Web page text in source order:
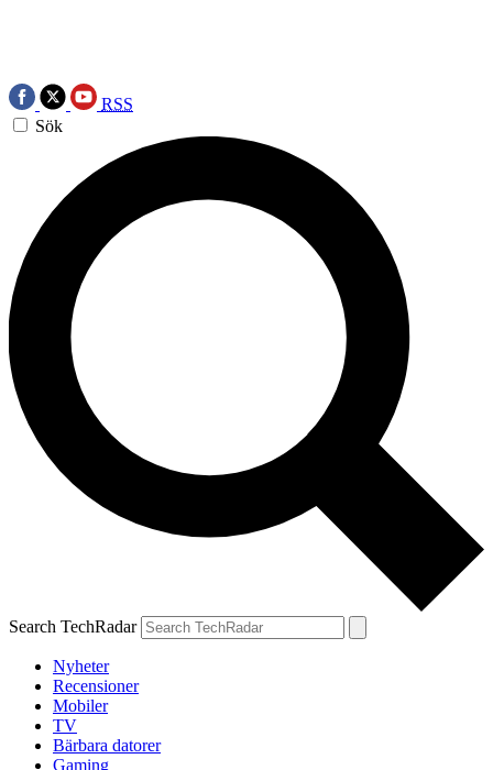
RSS
Sök
Search TechRadar
Nyheter
Recensioner
Mobiler
TV
Bärbara datorer
Gaming